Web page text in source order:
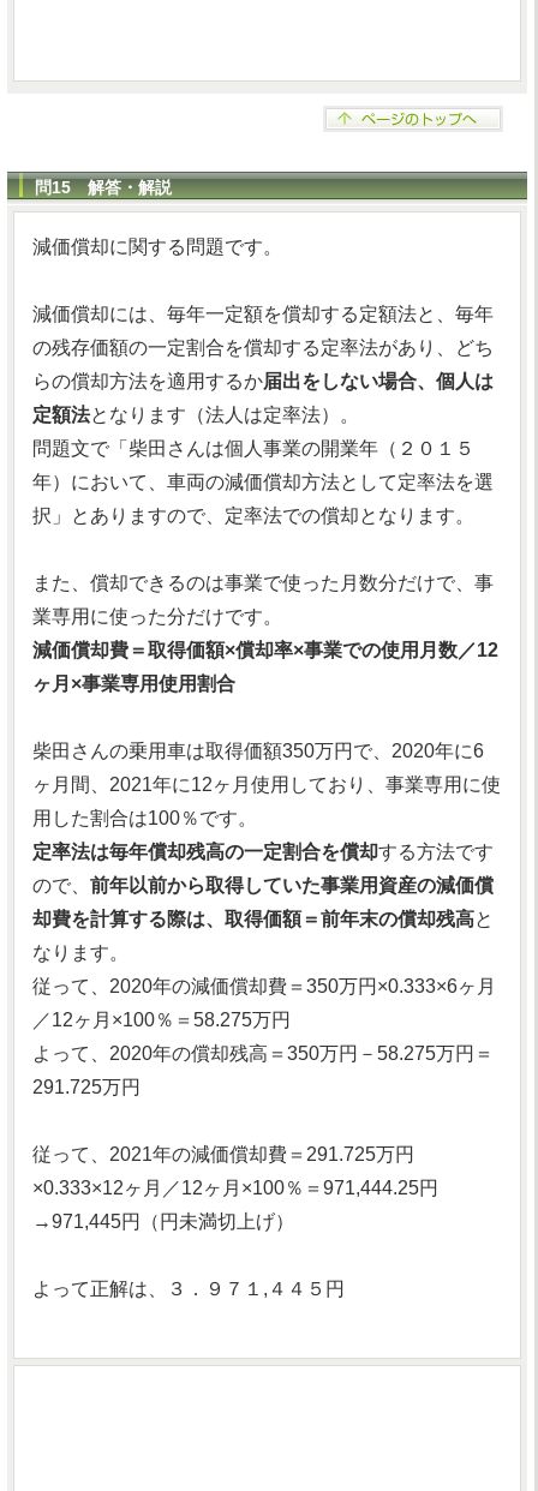
問15 解答・解説
減価償却に関する問題です。
減価償却には、毎年一定額を償却する定額法と、毎年
の残存価額の一定割合を償却する定率法があり、どち
らの償却方法を適用するか届出をしない場合、個人は
定額法となります（法人は定率法）。
問題文で「柴田さんは個人事業の開業年（２０１５
年）において、車両の減価償却方法として定率法を選
択」とありますので、定率法での償却となります。
また、償却できるのは事業で使った月数分だけで、事
業専用に使った分だけです。
減価償却費＝取得価額×償却率×事業での使用月数／12
ヶ月×事業専用使用割合
柴田さんの乗用車は取得価額350万円で、2020年に6
ヶ月間、2021年に12ヶ月使用しており、事業専用に使
用した割合は100％です。
定率法は毎年償却残高の一定割合を償却する方法です
ので、 前年以前から取得していた事業用資産の減価償
却費を計算する際は、取得価額＝前年末の償却残高と
なります。
従って、2020年の減価償却費＝350万円×0.333×6ヶ月
／12ヶ月×100％＝58.275万円
よって、2020年の償却残高＝350万円－58.275万円＝
291.725万円
従って、2021年の減価償却費＝291.725万円
×0.333×12ヶ月／12ヶ月×100％＝971,444.25円
→971,445円（円未満切上げ）
よって正解は、３．９７１,４４５円